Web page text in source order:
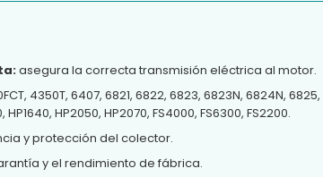
asegura la correcta transmisión eléctrica al motor.
4350T, 6407, 6821, 6822, 6823, 6823N, 6824N,
HP2050, HP2070, FS4000, FS6300, FS2200.
y protección del colector.
y el rendimiento de fábrica.